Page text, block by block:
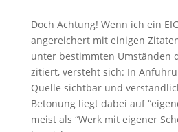
Doch Achtung! Wenn ich ein
angereichert mit einigen
unter bestimmten Umständen
zitiert, versteht sich: In
Quelle sichtbar und
Betonung liegt dabei auf
meist als “Werk mit eigener